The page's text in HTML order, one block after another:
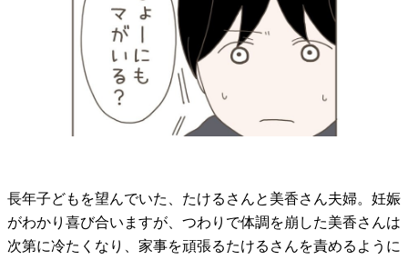
長年子どもを望んでいた、たけるさんと美香さん夫婦。妊娠
がわかり喜び合いますが、つわりで体調を崩した美香さんは
次第に冷たくなり、家事を頑張るたけるさんを責めるように